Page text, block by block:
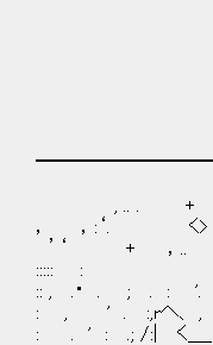
『ニュクス
仮に『
, .. . +
， ，:‘.
’‘ + ，.. . ..;
::::: :
:: , .・ .
: , ' . :,rへ、
: . ' : .; /:|